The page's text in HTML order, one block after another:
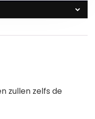
zullen zelfs de